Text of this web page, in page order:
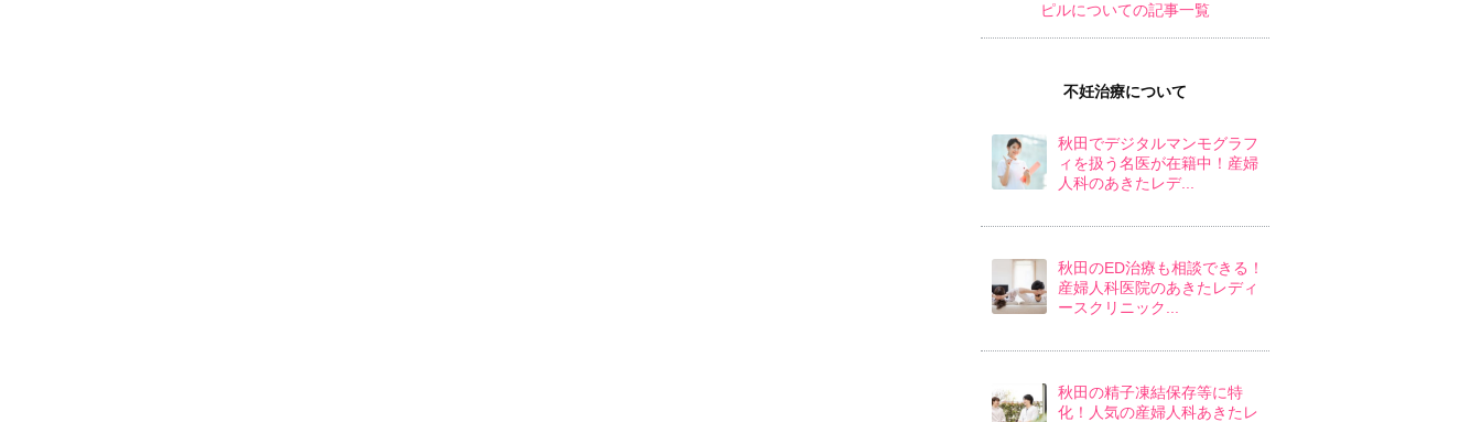
ピルについての記事一覧
不妊治療について
秋田でデジタルマンモグラフ
ィを扱う名医が在籍中！産婦
人科のあきたレデ...
秋田のED治療も相談できる！
産婦人科医院のあきたレディ
ースクリニック...
秋田の精子凍結保存等に特
化！人気の産婦人科あきたレ